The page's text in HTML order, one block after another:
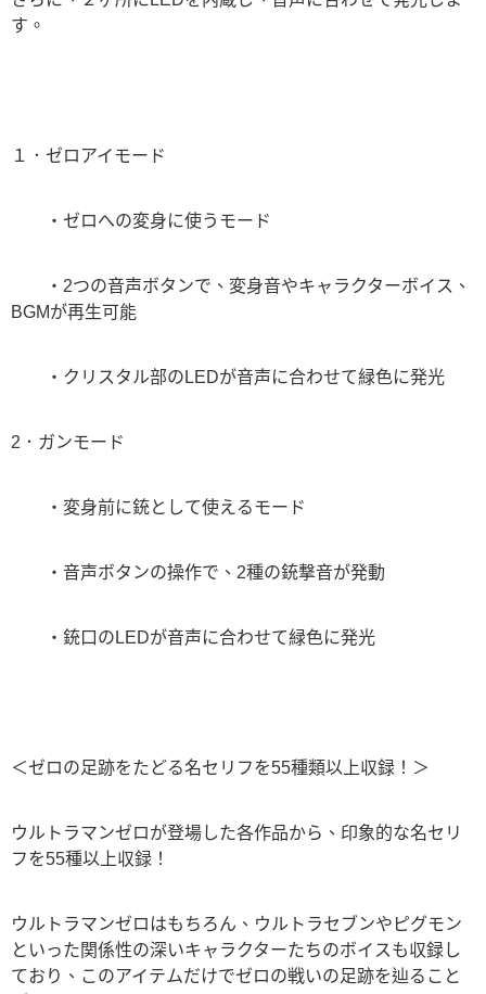
す。
１．ゼロアイモード
・ゼロへの変身に使うモード
・2つの音声ボタンで、変身音やキャラクターボイス、
BGMが再生可能
・クリスタル部のLEDが音声に合わせて緑色に発光
2．ガンモード
・変身前に銃として使えるモード
・音声ボタンの操作で、2種の銃撃音が発動
・銃口のLEDが音声に合わせて緑色に発光
＜ゼロの足跡をたどる名セリフを55種類以上収録！＞
ウルトラマンゼロが登場した各作品から、印象的な名セリ
フを55種以上収録！
ウルトラマンゼロはもちろん、ウルトラセブンやピグモン
といった関係性の深いキャラクターたちのボイスも収録し
ており、このアイテムだけでゼロの戦いの足跡を辿ること